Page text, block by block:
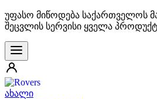
უფასო მიწოდება საქართველოს
შეცვლის სერვისი ყველა
ახალი